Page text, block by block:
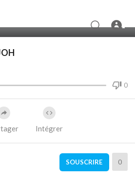
04:51
0
Intégrer
SOUSCRIRE 0